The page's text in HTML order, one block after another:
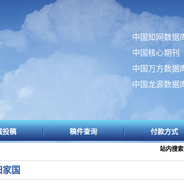
中国知网数据
中国核心期刊
中国万方数据
中国龙源数据
投稿 稿件查询 付款方式
站内搜索
国